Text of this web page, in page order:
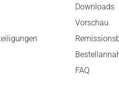
Downloads
Vorschau
FAQ